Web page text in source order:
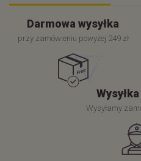
Darmowa wysyłka
przy zamówieniu powyżej 249 zł
Wysyłamy